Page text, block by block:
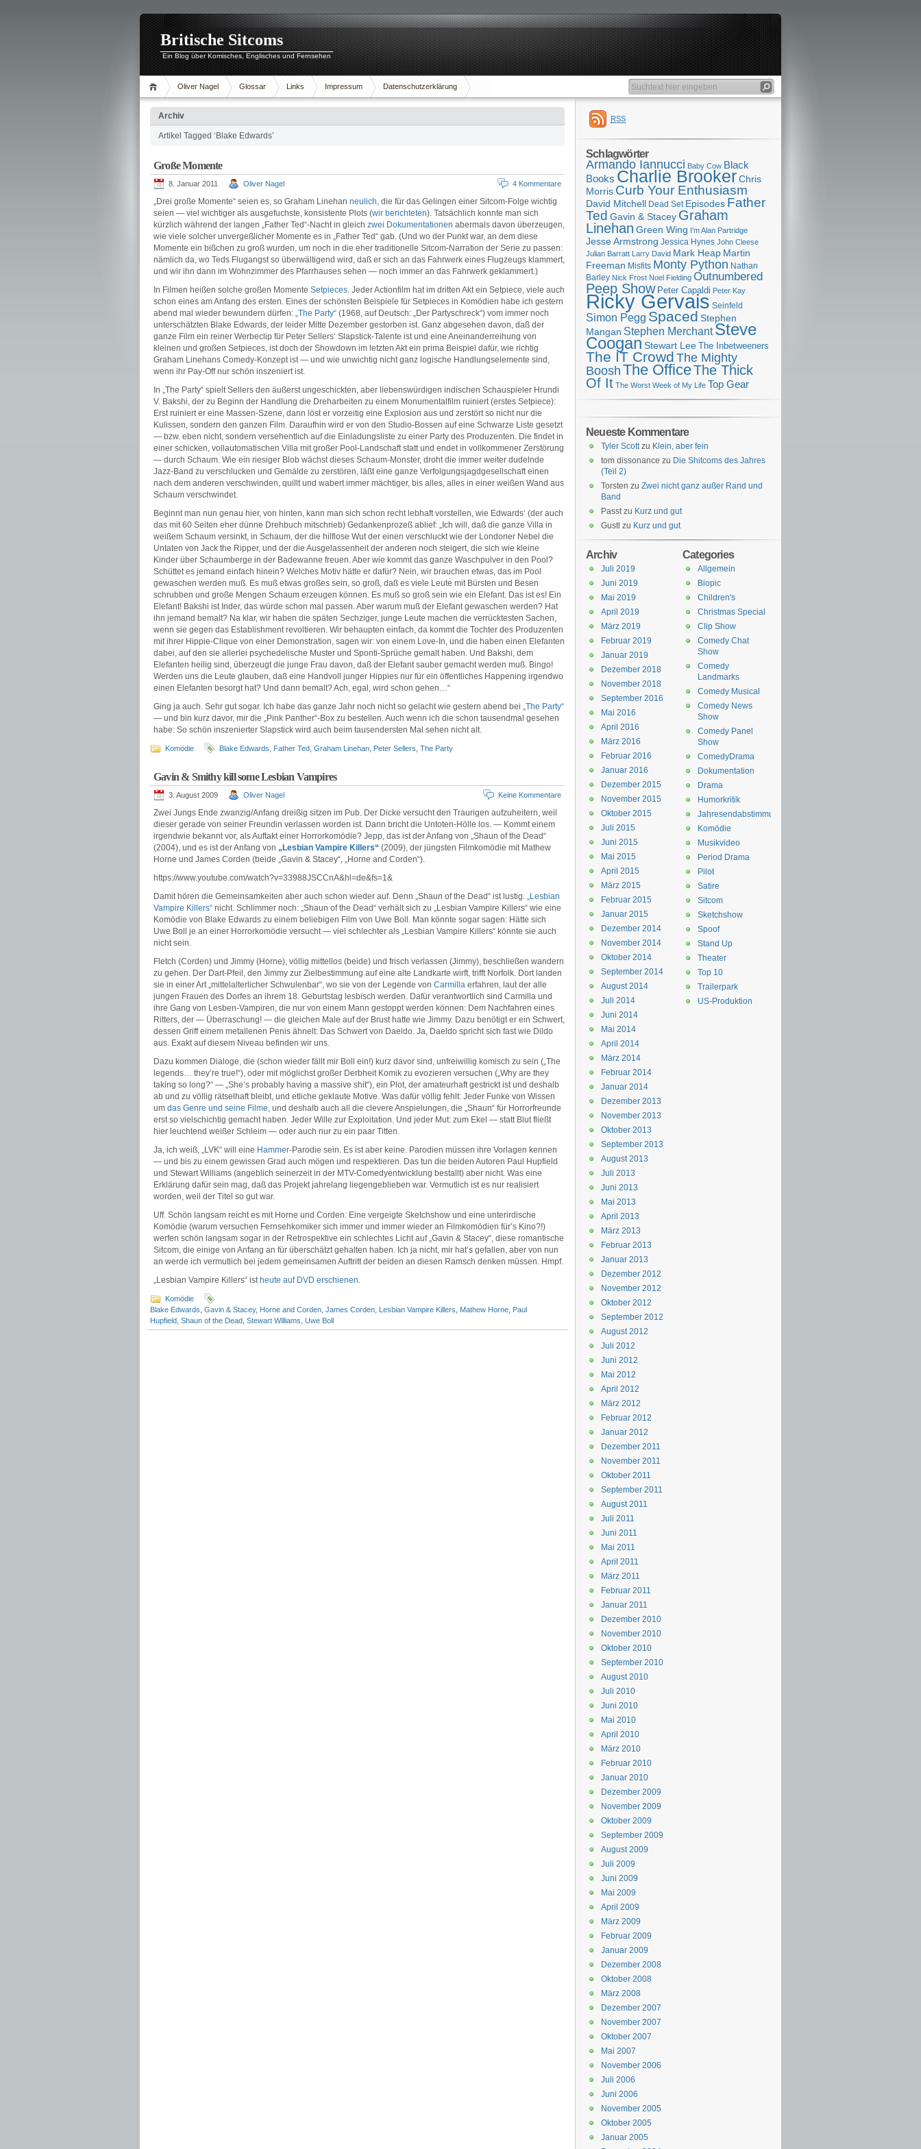
Britische Sitcoms
Ein Blog über Komisches, Englisches und Fernsehen
Oliver Nagel Glossar Links Impressum Datenschutzerklärung
Archiv
Artikel Tagged ‘Blake Edwards’
Große Momente
8. Januar 2011 Oliver Nagel 4 Kommentare
„Drei große Momente“ seien es, so Graham Linehan neulich, die für das Gelingen einer Sitcom-Folge wichtig
seien — viel wichtiger als ausgefuchste, konsistente Plots (wir berichteten). Tatsächlich konnte man sich
kürzlich während der langen „Father Ted“-Nacht in gleich zwei Dokumentationen abermals davon überzeugen,
wie viele solcher unvergeßlicher Momente es in „Father Ted“ gab. (Und wo der Punkt war, an dem diese
Momente ein bißchen zu groß wurden, um noch in die eher traditionelle Sitcom-Narration der Serie zu passen:
nämlich da, wo Teds Flugangst so überwältigend wird, daß er sich an das Fahrwerk eines Flugzeugs klammert,
und wir ihn dann im Wohnzimmer des Pfarrhauses sehen — noch immer an das Fahrwerk geklammert.)
In Filmen heißen solche großen Momente Setpieces. Jeder Actionfilm hat im dritten Akt ein Setpiece, viele auch
schon eines am Anfang des ersten. Eines der schönsten Beispiele für Setpieces in Komödien habe ich gestern
abend mal wieder bewundern dürfen: „The Party“ (1968, auf Deutsch: „Der Partyschreck“) vom immer noch
unterschätzten Blake Edwards, der leider Mitte Dezember gestorben ist. Ganz abgesehen davon, daß der
ganze Film ein reiner Werbeclip für Peter Sellers‘ Slapstick-Talente ist und eine Aneinanderreihung von
kleinen und großen Setpieces, ist doch der Showdown im letzten Akt ein prima Beispiel dafür, wie richtig
Graham Linehans Comedy-Konzept ist — und wie unwichtig nicht ganz logische Handlungselemente sind,
wenn ihr Pay-Off nur schön inszeniert ist.
In „The Party“ spielt Sellers den äußerst ungeschickten, aber liebenswürdigen indischen Schauspieler Hrundi
V. Bakshi, der zu Beginn der Handlung die Dreharbeiten zu einem Monumentalfilm ruiniert (erstes Setpiece):
Erst ruiniert er eine Massen-Szene, dann löst er vorzeitig eine Explosion aus und zerstört so nicht nur die
Kulissen, sondern den ganzen Film. Daraufhin wird er von den Studio-Bossen auf eine Schwarze Liste gesetzt
— bzw. eben nicht, sondern versehentlich auf die Einladungsliste zu einer Party des Produzenten. Die findet in
einer schicken, vollautomatischen Villa mit großer Pool-Landschaft statt und endet in vollkommener Zerstörung
— durch Schaum. Wie ein riesiger Blob wächst dieses Schaum-Monster, droht die immer weiter dudelnde
Jazz-Band zu verschlucken und Gemälde zu zerstören, läßt eine ganze Verfolgungsjagdgesellschaft einen
nach dem anderen verschwinden, quillt und wabert immer mächtiger, bis alles, alles in einer weißen Wand aus
Schaum verschwindet.
Beginnt man nun genau hier, von hinten, kann man sich schon recht lebhaft vorstellen, wie Edwards‘ (der auch
das mit 60 Seiten eher dünne Drehbuch mitschrieb) Gedankenprozeß ablief: „Ich will, daß die ganze Villa in
weißem Schaum versinkt, in Schaum, der die hilflose Wut der einen verschluckt wie der Londoner Nebel die
Untaten von Jack the Ripper, und der die Ausgelassenheit der anderen noch steigert, die sich wie kleine
Kinder über Schaumberge in der Badewanne freuen. Aber wie kommt das ganze Waschpulver in den Pool?
Schüttet es jemand einfach hinein? Welches Motiv hätte er dafür? Nein, wir brauchen etwas, das im Pool
gewaschen werden muß. Es muß etwas großes sein, so groß, daß es viele Leute mit Bürsten und Besen
schrubben und große Mengen Schaum erzeugen können. Es muß so groß sein wie ein Elefant. Das ist es! Ein
Elefant! Bakshi ist Inder, das würde schon mal passen. Aber warum muß der Elefant gewaschen werden? Hat
ihn jemand bemalt? Na klar, wir haben die späten Sechziger, junge Leute machen die verrücktesten Sachen,
wenn sie gegen das Establishment revoltieren. Wir behaupten einfach, da kommt die Tochter des Produzenten
mit ihrer Hippie-Clique von einer Demonstration, sagen wir: von einem Love-In, und die haben einen Elefanten
dabei, auf den sie allerlei psychedelische Muster und Sponti-Sprüche gemalt haben. Und Bakshi, dem
Elefanten heilig sind, überzeugt die junge Frau davon, daß der Elefant sauber gemacht werden muß. Bingo!
Werden uns die Leute glauben, daß eine Handvoll junger Hippies nur für ein öffentliches Happening irgendwo
einen Elefanten besorgt hat? Und dann bemalt? Ach, egal, wird schon gehen…“
Ging ja auch. Sehr gut sogar. Ich habe das ganze Jahr noch nicht so gelacht wie gestern abend bei „The Party“
— und bin kurz davor, mir die „Pink Panther“-Box zu bestellen. Auch wenn ich die schon tausendmal gesehen
habe: So schön inszenierter Slapstick wird auch beim tausendersten Mal sehen nicht alt.
Komödie Blake Edwards Father Ted Graham Linehan Peter Sellers The Party
Gavin & Smithy kill some Lesbian Vampires
3. August 2009 Oliver Nagel Keine Kommentare
Zwei Jungs Ende zwanzig/Anfang dreißig sitzen im Pub. Der Dicke versucht den Traurigen aufzuheitern, weil
dieser gerade von seiner Freundin verlassen worden ist. Dann bricht die Untoten-Hölle los. — Kommt einem
irgendwie bekannt vor, als Auftakt einer Horrorkomödie? Jepp, das ist der Anfang von „Shaun of the Dead“
(2004), und es ist der Anfang von „Lesbian Vampire Killers“ (2009), der jüngsten Filmkomödie mit Mathew
Horne und James Corden (beide „Gavin & Stacey“, „Horne and Corden“).
https://www.youtube.com/watch?v=33988JSCCnA&hl=de&fs=1&
Damit hören die Gemeinsamkeiten aber auch schon wieder auf. Denn „Shaun of the Dead“ ist lustig. „Lesbian
Vampire Killers“ nicht. Schlimmer noch: „Shaun of the Dead“ verhält sich zu „Lesbian Vampire Killers“ wie eine
Komödie von Blake Edwards zu einem beliebigen Film von Uwe Boll. Man könnte sogar sagen: Hätte sich
Uwe Boll je an einer Horrorkomödie versucht — viel schlechter als „Lesbian Vampire Killers“ könnte sie auch
nicht sein.
Fletch (Corden) und Jimmy (Horne), völlig mittellos (beide) und frisch verlassen (Jimmy), beschließen wandern
zu gehen. Der Dart-Pfeil, den Jimmy zur Zielbestimmung auf eine alte Landkarte wirft, trifft Norfolk. Dort landen
sie in einer Art „mittelalterlicher Schwulenbar“, wo sie von der Legende von Carmilla erfahren, laut der alle
jungen Frauen des Dorfes an ihrem 18. Geburtstag lesbisch werden. Dafür verantwortlich sind Carmilla und
ihre Gang von Lesben-Vampiren, die nur von einem Mann gestoppt werden können: Dem Nachfahren eines
Ritters, der — Überraschung! — die gleichen Male auf der Brust hatte wie Jimmy. Dazu benötigt er ein Schwert,
dessen Griff einem metallenen Penis ähnelt: Das Schwert von Daeldo. Ja, Daeldo spricht sich fast wie Dildo
aus. Exakt auf diesem Niveau befinden wir uns.
Dazu kommen Dialoge, die (schon wieder fällt mir Boll ein!) kurz davor sind, unfreiwillig komisch zu sein („The
legends… they’re true!“), oder mit möglichst großer Derbheit Komik zu evozieren versuchen („Why are they
taking so long?“ — „She’s probably having a massive shit“), ein Plot, der amateurhaft gestrickt ist und deshalb
ab und zu völlig rätselhaft bleibt, und etliche geklaute Motive. Was dafür völlig fehlt: Jeder Funke von Wissen
um das Genre und seine Filme, und deshalb auch all die clevere Anspielungen, die „Shaun“ für Horrorfreunde
erst so vielschichtig gemacht haben. Jeder Wille zur Exploitation. Und jeder Mut: zum Ekel — statt Blut fließt
hier leuchtend weißer Schleim — oder auch nur zu ein paar Titten.
Ja, ich weiß, „LVK“ will eine Hammer-Parodie sein. Es ist aber keine. Parodien müssen ihre Vorlagen kennen
— und bis zu einem gewissen Grad auch mögen und respektieren. Das tun die beiden Autoren Paul Hupfield
und Stewart Williams (angeblich seinerzeit in der MTV-Comedyentwicklung bestallt) aber nicht. Was eine
Erklärung dafür sein mag, daß das Projekt jahrelang liegengeblieben war. Vermutlich ist es nur realisiert
worden, weil der Titel so gut war.
Uff. Schön langsam reicht es mit Horne und Corden: Eine vergeigte Sketchshow und eine unterirdische
Komödie (warum versuchen Fernsehkomiker sich immer und immer wieder an Filmkomödien für’s Kino?!)
werfen schön langsam sogar in der Retrospektive ein schlechtes Licht auf „Gavin & Stacey“, diese romantische
Sitcom, die einige von Anfang an für überschätzt gehalten haben. Ich ja nicht, mir hat’s gefallen, aber von nun
an werde ich vermutlich bei jedem gemeinsamen Auftritt der beiden an diesen Ramsch denken müssen. Hmpf.
„Lesbian Vampire Killers“ ist heute auf DVD erschienen.
Komödie
Blake Edwards Gavin & Stacey, Horne and Corden James Corden Lesbian Vampire Killers Mathew Horne Paul
Hupfield Shaun of the Dead Stewart Williams Uwe Boll
RSS
Schlagwörter
Armando Iannucci Baby Cow Black
Books Charlie BrookerChris
Morris Curb Your Enthusiasm
David Mitchell Dead Set Episodes Father
Ted Gavin & Stacey Graham
Linehan Green Wing I'm Alan Partridge
Jesse Armstrong Jessica Hynes John Cleese
Julian Barratt Larry David Mark Heap Martin
Freeman Misfits Monty Python Nathan
Barley Nick Frost Noel Fielding Outnumbered
Peep Show Peter Capaldi Peter Kay
Ricky Gervais Seinfeld
Simon Pegg Spaced Stephen
Mangan Stephen Merchant Steve
CooganStewart Lee The Inbetweeners
The IT Crowd The Mighty
Boosh The OfficeThe Thick
Of It The Worst Week of My Life Top Gear
Neueste Kommentare
Tyler Scottzu Klein, aber fein
tom dissonance zu Die Shitcoms des Jahres
(Teil 2)
Torsten zu Zwei nicht ganz außer Rand und
Band
Passtzu Kurz und gut
Gustl zu Kurz und gut
Categories
Allgemein
Biopic
Children's
Christmas Special
Clip Show
Comedy Chat
Show
Comedy
Landmarks
Comedy Musical
Comedy News
Show
Comedy Panel
Show
ComedyDrama
Dokumentation
Drama
Humorkritik
Jahresendabstimmung
Komödie
Musikvideo
Period Drama
Pilot
Satire
Sitcom
Sketchshow
Spoof
Stand Up
Theater
Top 10
Trailerpark
US-Produktion
Archiv
Juli 2019
Juni 2019
Mai 2019
April 2019
März 2019
Februar 2019
Januar 2019
Dezember 2018
November 2018
September 2016
Mai 2016
April 2016
März 2016
Februar 2016
Januar 2016
Dezember 2015
November 2015
Oktober 2015
Juli 2015
Juni 2015
Mai 2015
April 2015
März 2015
Februar 2015
Januar 2015
Dezember 2014
November 2014
Oktober 2014
September 2014
August 2014
Juli 2014
Juni 2014
Mai 2014
April 2014
März 2014
Februar 2014
Januar 2014
Dezember 2013
November 2013
Oktober 2013
September 2013
August 2013
Juli 2013
Juni 2013
Mai 2013
April 2013
März 2013
Februar 2013
Januar 2013
Dezember 2012
November 2012
Oktober 2012
September 2012
August 2012
Juli 2012
Juni 2012
Mai 2012
April 2012
März 2012
Februar 2012
Januar 2012
Dezember 2011
November 2011
Oktober 2011
September 2011
August 2011
Juli 2011
Juni 2011
Mai 2011
April 2011
März 2011
Februar 2011
Januar 2011
Dezember 2010
November 2010
Oktober 2010
September 2010
August 2010
Juli 2010
Juni 2010
Mai 2010
April 2010
März 2010
Februar 2010
Januar 2010
Dezember 2009
November 2009
Oktober 2009
September 2009
August 2009
Juli 2009
Juni 2009
Mai 2009
April 2009
März 2009
Februar 2009
Januar 2009
Dezember 2008
Oktober 2008
März 2008
Dezember 2007
November 2007
Oktober 2007
Mai 2007
November 2006
Juli 2006
Juni 2006
November 2005
Oktober 2005
Januar 2005